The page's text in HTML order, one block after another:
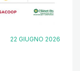
22 GIUGNO 2026